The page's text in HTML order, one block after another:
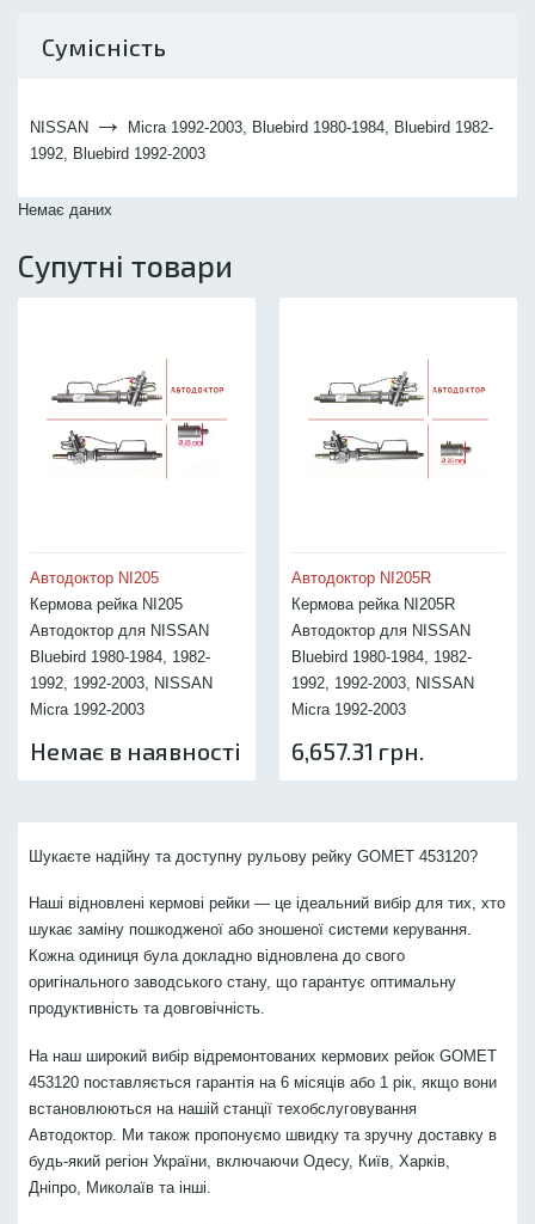
Сумісність
NISSAN →
Micra 1992-2003, Bluebird 1980-1984, Bluebird 1982-
1992, Bluebird 1992-2003
Немає даних
Супутні товари
Автодоктор NI205
Кермова рейка NI205
Автодоктор для NISSAN
Bluebird 1980-1984, 1982-
1992, 1992-2003, NISSAN
Micra 1992-2003
Немає в наявності
Автодоктор NI205R
Кермова рейка NI205R
Автодоктор для NISSAN
Bluebird 1980-1984, 1982-
1992, 1992-2003, NISSAN
Micra 1992-2003
6,657.31 грн.
Шукаєте надійну та доступну рульову рейку GOMET 453120?
Наші відновлені кермові рейки — це ідеальний вибір для тих, хто
шукає заміну пошкодженої або зношеної системи керування.
Кожна одиниця була докладно відновлена до свого
оригінального заводського стану, що гарантує оптимальну
продуктивність та довговічність.
На наш широкий вибір відремонтованих кермових рейок GOMET
453120 поставляється гарантія на 6 місяців або 1 рік, якщо вони
встановлюються на нашій станції техобслуговування
Автодоктор. Ми також пропонуємо швидку та зручну доставку в
будь-який регіон України, включаючи Одесу, Київ, Харків,
Дніпро, Миколаїв та інші.